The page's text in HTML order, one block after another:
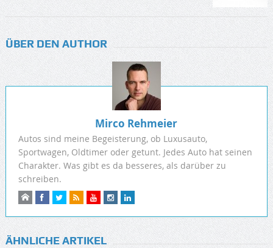
ÜBER DEN AUTHOR
Mirco Rehmeier
Autos sind meine Begeisterung, ob Luxusauto,
Sportwagen, Oldtimer oder getunt. Jedes Auto hat seinen
Charakter. Was gibt es da besseres, als darüber zu
schreiben.
ÄHNLICHE ARTIKEL